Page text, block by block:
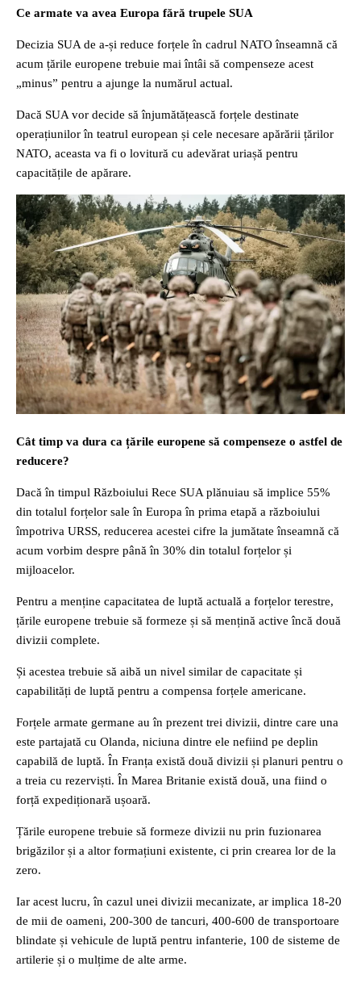
Ce armate va avea Europa fără trupele SUA
Decizia SUA de a-și reduce forțele în cadrul NATO înseamnă că
acum țările europene trebuie mai întâi să compenseze acest
„minus” pentru a ajunge la numărul actual.
Dacă SUA vor decide să înjumătățească forțele destinate
operațiunilor în teatrul european și cele necesare apărării țărilor
NATO, aceasta va fi o lovitură cu adevărat uriașă pentru
capacitățile de apărare.
Cât timp va dura ca țările europene să compenseze o astfel de
reducere?
Dacă în timpul Războiului Rece SUA plănuiau să implice 55%
din totalul forțelor sale în Europa în prima etapă a războiului
împotriva URSS, reducerea acestei cifre la jumătate înseamnă că
acum vorbim despre până în 30% din totalul forțelor și
mijloacelor.
Pentru a menține capacitatea de luptă actuală a forțelor terestre,
țările europene trebuie să formeze și să mențină active încă două
divizii complete.
Și acestea trebuie să aibă un nivel similar de capacitate și
capabilități de luptă pentru a compensa forțele americane.
Forțele armate germane au în prezent trei divizii, dintre care una
este partajată cu Olanda, niciuna dintre ele nefiind pe deplin
capabilă de luptă. În Franța există două divizii și planuri pentru o
a treia cu rezerviști. În Marea Britanie există două, una fiind o
forță expediționară ușoară.
Țările europene trebuie să formeze divizii nu prin fuzionarea
brigăzilor și a altor formațiuni existente, ci prin crearea lor de la
zero.
Iar acest lucru, în cazul unei divizii mecanizate, ar implica 18-20
de mii de oameni, 200-300 de tancuri, 400-600 de transportoare
blindate și vehicule de luptă pentru infanterie, 100 de sisteme de
artilerie și o mulțime de alte arme.